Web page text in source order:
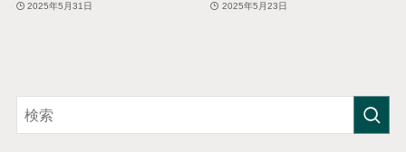
2025年5月31日 2025年5月23日